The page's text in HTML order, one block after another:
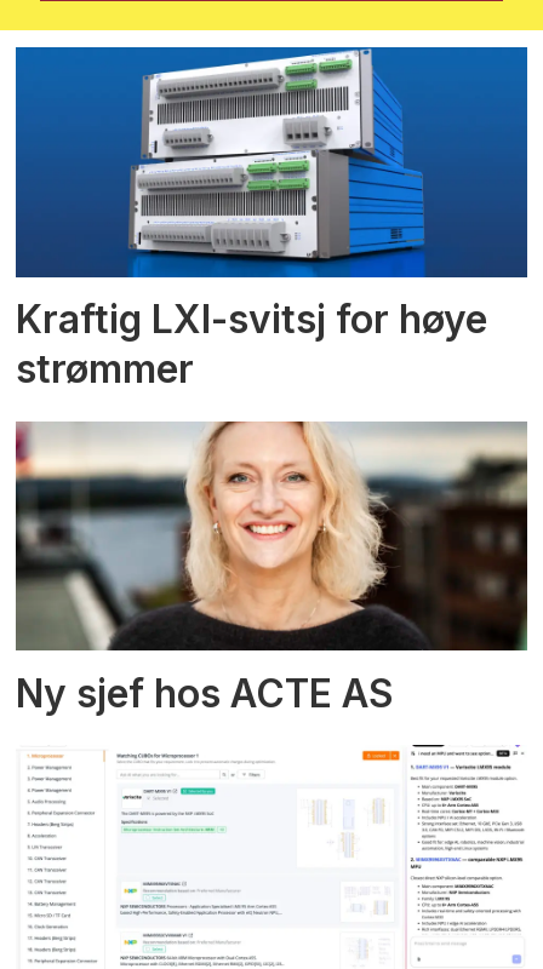
Kraftig LXI-svitsj for høye
strømmer
Ny sjef hos ACTE AS